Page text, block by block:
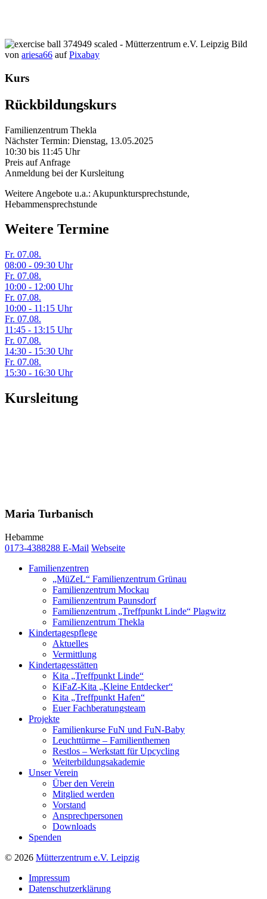
Bild
von ariesa66 aufPixabay
Kurs
Rückbildungskurs
Familienzentrum Thekla
Nächster Termin: Dienstag, 13.05.2025
10:30 bis 11:45 Uhr
Preis auf Anfrage
Anmeldung bei der Kursleitung
Weitere Angebote u.a.: Akupunktursprechstunde,
Hebammensprechstunde
Weitere Termine
Fr. 07.08.
08:00 - 09:30 Uhr
Fr. 07.08.
10:00 - 12:00 Uhr
Fr. 07.08.
10:00 - 11:15 Uhr
Fr. 07.08.
11:45 - 13:15 Uhr
Fr. 07.08.
14:30 - 15:30 Uhr
Fr. 07.08.
15:30 - 16:30 Uhr
Kursleitung
Maria Turbanisch
Hebamme
0173-4388288 E-Mail Webseite
Familienzentren
„MüZeL“ Familienzentrum Grünau
Familienzentrum Mockau
Familienzentrum Paunsdorf
Familienzentrum „Treffpunkt Linde“ Plagwitz
Familienzentrum Thekla
Kindertagespflege
Aktuelles
Vermittlung
Kindertagesstätten
Kita „Treffpunkt Linde“
KiFaZ-Kita „Kleine Entdecker“
Kita „Treffpunkt Hafen“
Euer Fachberatungsteam
Projekte
Familienkurse FuN und FuN-Baby
Leuchttürme – Familienthemen
Restlos – Werkstatt für Upcycling
Weiterbildungsakademie
Unser Verein
Über den Verein
Mitglied werden
Vorstand
Ansprechpersonen
Downloads
Spenden
© 2026 Mütterzentrum e.V. Leipzig
Impressum
Datenschutzerklärung